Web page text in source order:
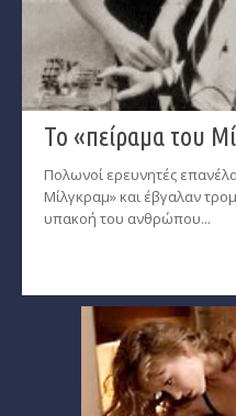
Το «πείραμα του
Πολωνοί ερευνητές
Μίλγκραμ» και έβγαλαν
υπακοή του ανθρώπου...